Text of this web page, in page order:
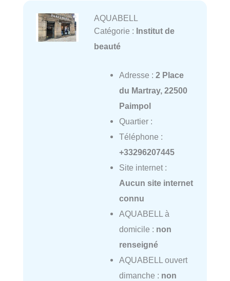
AQUABELL
Catégorie : Institut de
beauté
Adresse : 2 Place
du Martray, 22500
Paimpol
Quartier :
Téléphone :
+33296207445
Site internet :
Aucun site internet
connu
AQUABELL à
domicile : non
renseigné
AQUABELL ouvert
dimanche : non